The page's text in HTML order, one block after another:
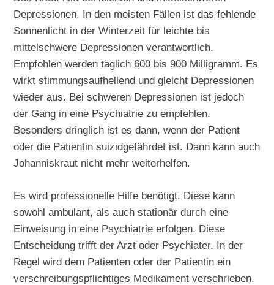
Depressionen. In den meisten Fällen ist das fehlende
Sonnenlicht in der Winterzeit für leichte bis
mittelschwere Depressionen verantwortlich.
Empfohlen werden täglich 600 bis 900 Milligramm. Es
wirkt stimmungsaufhellend und gleicht Depressionen
wieder aus. Bei schweren Depressionen ist jedoch
der Gang in eine Psychiatrie zu empfehlen.
Besonders dringlich ist es dann, wenn der Patient
oder die Patientin suizidgefährdet ist. Dann kann auch
Johanniskraut nicht mehr weiterhelfen.
Es wird professionelle Hilfe benötigt. Diese kann
sowohl ambulant, als auch stationär durch eine
Einweisung in eine Psychiatrie erfolgen. Diese
Entscheidung trifft der Arzt oder Psychiater. In der
Regel wird dem Patienten oder der Patientin ein
verschreibungspflichtiges Medikament verschrieben.